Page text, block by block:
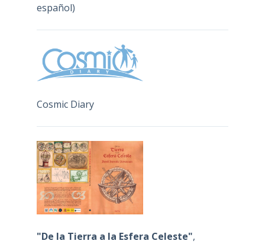
español)
Cosmic Diary
"De la Tierra a la Esfera Celeste",